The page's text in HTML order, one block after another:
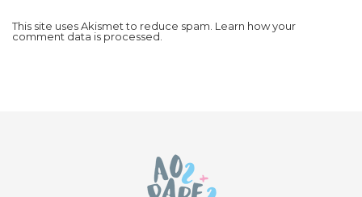
This site uses Akismet to reduce spam. Learn how your
comment data is processed.